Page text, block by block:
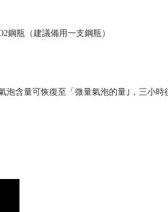
鋼瓶（建議備用一支鋼瓶）
泡含量可恢復至「微量氣泡的量｣，三小時